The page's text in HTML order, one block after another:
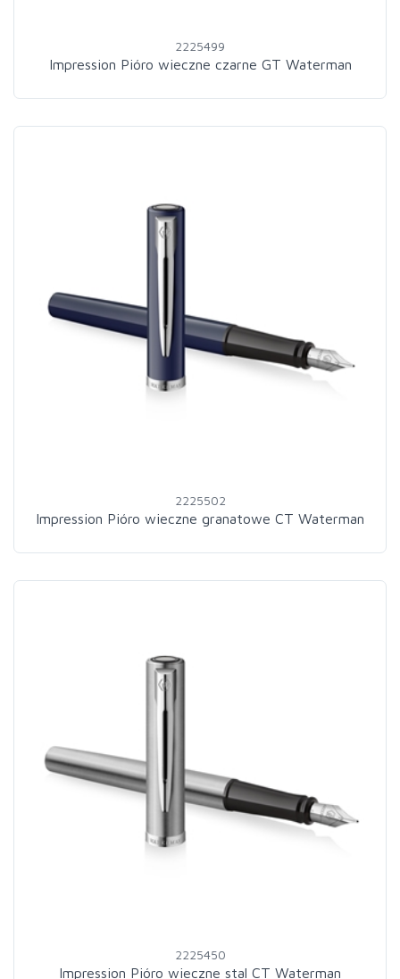
2225499
Impression Pióro wieczne czarne GT Waterman
2225502
Impression Pióro wieczne granatowe CT Waterman
2225450
Impression Pióro wieczne stal CT Waterman